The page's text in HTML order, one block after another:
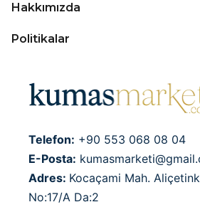
Hakkımızda
Politikalar
Telefon: +90 553 068 08 04
E-Posta:
Adres: Kocaçami Mah.
No:17/A Da:2